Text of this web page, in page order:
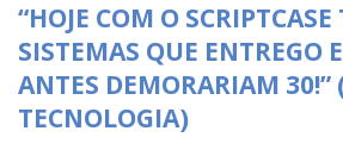
“HOJE COM O SCRIPTCASE
SISTEMAS QUE ENTREGO
ANTES DEMORARIAM 30!”
TECNOLOGIA)